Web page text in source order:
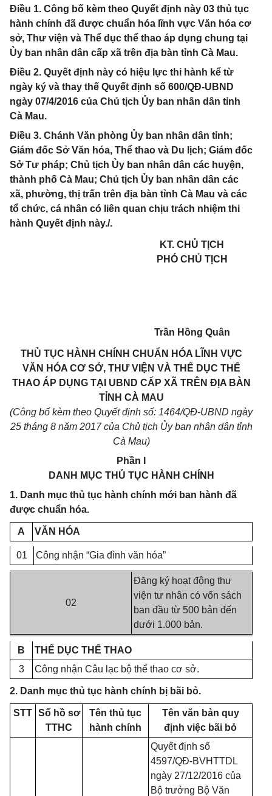
Điều 1. Công bố kèm theo Quyết định này 03 thủ tục
hành chính đã được chuẩn hóa lĩnh vực Văn hóa cơ
sở, Thư viện và Thể dục thể thao áp dụng chung tại
Ủy ban nhân dân cấp xã trên địa bàn tỉnh Cà Mau.
Điều 2. Quyết định này có hiệu lực thi hành kể từ
ngày ký và thay thế Quyết định số 600/QĐ-UBND
ngày 07/4/2016 của Chủ tịch Ủy ban nhân dân tỉnh
Cà Mau.
Điều 3. Chánh Văn phòng Ủy ban nhân dân tỉnh;
Giám đốc Sở Văn hóa, Thể thao và Du lịch; Giám đốc
Sở Tư pháp; Chủ tịch Ủy ban nhân dân các huyện,
thành phố Cà Mau; Chủ tịch Ủy ban nhân dân các
xã, phường, thị trấn trên địa bàn tỉnh Cà Mau và các
tổ chức, cá nhân có liên quan chịu trách nhiệm thi
hành Quyết định này./.
KT. CHỦ TỊCH
PHÓ CHỦ TỊCH
Trần Hồng Quân
THỦ TỤC HÀNH CHÍNH CHUẨN HÓA LĨNH VỰC
VĂN HÓA CƠ SỞ, THƯ VIỆN VÀ THỂ DỤC THỂ
THAO ÁP DỤNG TẠI UBND CẤP XÃ TRÊN ĐỊA BÀN
TỈNH CÀ MAU
(Công bố kèm theo Quyết định số: 1464/QĐ-UBND ngày
25 tháng 8 năm 2017 của Chủ tịch Ủy ban nhân dân tỉnh
Cà Mau)
Phần I
DANH MỤC THỦ TỤC HÀNH CHÍNH
1. Danh mục thủ tục hành chính mới ban hành đã
được chuẩn hóa.
A VĂN HÓA
01 Công nhận “Gia đình văn hóa”
02
Đăng ký hoạt động thư
viện tư nhân có vốn sách
ban đầu từ 500 bản đến
dưới 1.000 bản.
B
THỂ DỤC THỂ THAO
3
Công nhận Câu lạc bộ thể thao cơ sở.
2. Danh mục thủ tục hành chính bị bãi bỏ.
STT Số hồ sơ
TTHC
Tên thủ tục
hành chính
Tên văn bản quy
định việc bãi bỏ
Quyết định số
4597/QĐ-BVHTTDL
ngày 27/12/2016 của
Bộ trưởng Bộ Văn